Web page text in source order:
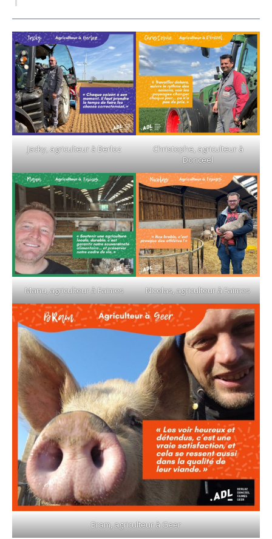
Jacky, agriculteur à Berloz
Christophe, agriculteur à
Donceel
Manu, agriculteur à Faimes Nicolas, agriculteur à Faimes
Bram, agriculteur à Geer